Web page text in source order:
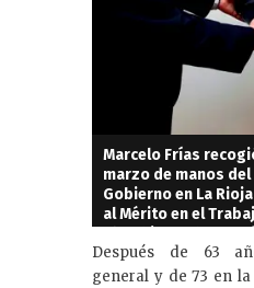
Marcelo Frías
marzo de manos
Gobierno en La
al Mérito en el
2009.
Después de 63
general y de 73 en